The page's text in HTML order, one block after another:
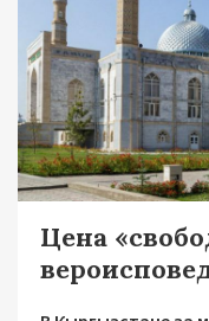
Цена